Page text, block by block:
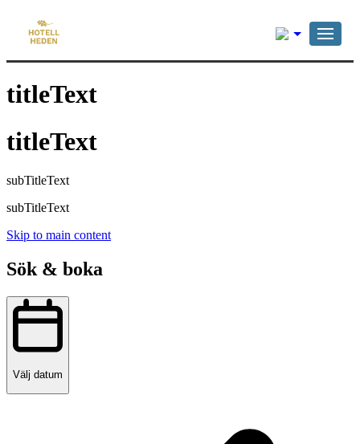
Svenska
titleText
titleText
subTitleText
subTitleText
Skip to main content
Sök & boka
Välj datum